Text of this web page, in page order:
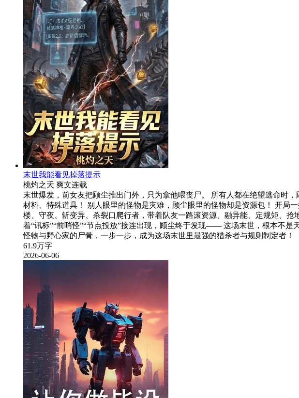
末世我能看见掉落提示
桃灼之夭 爽文连载
末世爆发，前女友把顾尘推出门外，只为拿他喂丧尸。 所有人都在绝望逃命时
材料、特殊道具！ 别人眼里的怪物是灾难，顾尘眼里的怪物却是资源包！ 开局
楼、守夜、斩变异、杀裂口爬行者，带着队友一路滚资源、融异能、定规矩、
着“讯标”“前哨怪”“节点投放”接连出现，顾尘终于发现—— 这场末世，根本不
怪物与野心家的尸骨，一步一步，成为这场末世里最强的猎杀者与规则制定者！
61.9万字
2026-06-06